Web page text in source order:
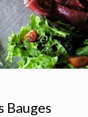
Bauges